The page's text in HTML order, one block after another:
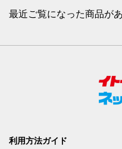
最近ご覧になった商品が
利用方法ガイド